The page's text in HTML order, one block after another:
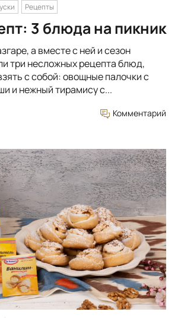
Рецепты
3 блюда на пикник
а вместе с ней и сезон
три несложных рецепта блюд,
с собой: овощные палочки с
и нежный тирамису с...
Комментарий